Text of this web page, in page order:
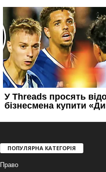
ПОПУЛЯРНА КАТЕГОРІЯ
Право